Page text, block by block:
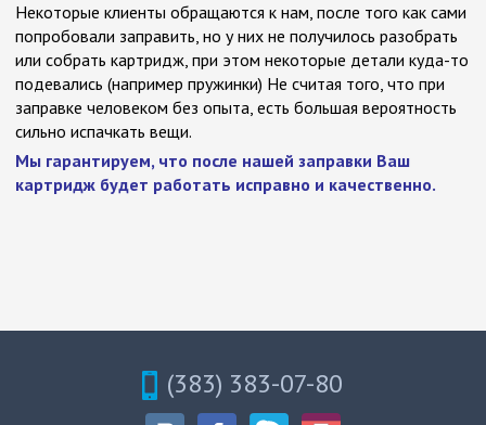
Некоторые клиенты обращаются к нам, после того как сами
попробовали заправить, но у них не получилось разобрать
или собрать картридж, при этом некоторые детали куда-то
подевались (например пружинки) Не считая того, что при
заправке человеком без опыта, есть большая вероятность
сильно испачкать вещи.
Мы гарантируем, что после нашей заправки Ваш
картридж будет работать исправно и качественно.
(383) 383-07-80